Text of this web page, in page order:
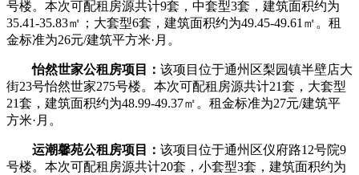
号楼。本次可配租房源共计9套，中套型3套，建筑面积约为
35.41-35.83㎡；大套型6套，建筑面积约为49.45-49.61㎡。租
金标准为26元/建筑平方米·月。
怡然世家公租房项目： 该项目位于通州区梨园镇半壁店大
街23号怡然世家275号楼。本次可配租房源共计21套，大套型
21套，建筑面积约为48.99-49.37㎡。租金标准为27元/建筑平
方米·月。
运潮馨苑公租房项目： 该项目位于通州区仪府路12号院9
号楼。本次可配租房源共计20套，小套型3套，建筑面积约为